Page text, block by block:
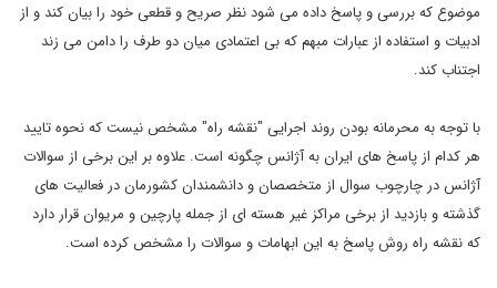
موضوع که بررسی و پاسخ داده می شود نظر صریح و قطعی خود را بیان کند و از
ادبیات و استفاده از عبارات مبهم که بی اعتمادی میان دو طرف را دامن می زند
اجتناب کند.
با توجه به محرمانه بودن روند اجرایی "نقشه راه" مشخص نیست که نحوه تایید
هر کدام از پاسخ های ایران به آژانس چگونه است. علاوه بر این برخی از سوالات
آژانس در چارچوب سوال از متخصصان و دانشمندان کشورمان در فعالیت های
گذشته و بازدید از برخی مراکز غیر هسته ای از جمله پارچین و مریوان قرار دارد
که نقشه راه روش پاسخ به این ابهامات و سوالات را مشخص کرده است.